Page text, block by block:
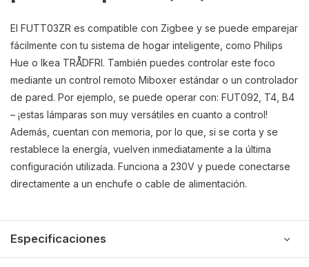
El FUTT03ZR es compatible con Zigbee y se puede emparejar
fácilmente con tu sistema de hogar inteligente, como Philips
Hue o Ikea TRÅDFRI. También puedes controlar este foco
mediante un control remoto Miboxer estándar o un controlador
de pared. Por ejemplo, se puede operar con: FUT092, T4, B4
– ¡estas lámparas son muy versátiles en cuanto a control!
Además, cuentan con memoria, por lo que, si se corta y se
restablece la energía, vuelven inmediatamente a la última
configuración utilizada. Funciona a 230V y puede conectarse
directamente a un enchufe o cable de alimentación.
Especificaciones